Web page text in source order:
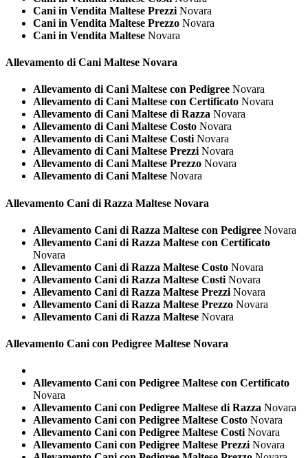
Cani in Vendita Maltese Prezzi Novara
Cani in Vendita Maltese Prezzo Novara
Cani in Vendita Maltese Novara
Allevamento di Cani Maltese Novara
Allevamento di Cani Maltese con Pedigree Novara
Allevamento di Cani Maltese con Certificato Novara
Allevamento di Cani Maltese di Razza Novara
Allevamento di Cani Maltese Costo Novara
Allevamento di Cani Maltese Costi Novara
Allevamento di Cani Maltese Prezzi Novara
Allevamento di Cani Maltese Prezzo Novara
Allevamento di Cani Maltese Novara
Allevamento Cani di Razza Maltese Novara
Allevamento Cani di Razza Maltese con Pedigree Novara
Allevamento Cani di Razza Maltese con Certificato
Novara
Allevamento Cani di Razza Maltese Costo Novara
Allevamento Cani di Razza Maltese Costi Novara
Allevamento Cani di Razza Maltese Prezzi Novara
Allevamento Cani di Razza Maltese Prezzo Novara
Allevamento Cani di Razza Maltese Novara
Allevamento Cani con Pedigree Maltese Novara
Allevamento Cani con Pedigree Maltese con Certificato
Novara
Allevamento Cani con Pedigree Maltese di Razza Novara
Allevamento Cani con Pedigree Maltese Costo Novara
Allevamento Cani con Pedigree Maltese Costi Novara
Allevamento Cani con Pedigree Maltese Prezzi Novara